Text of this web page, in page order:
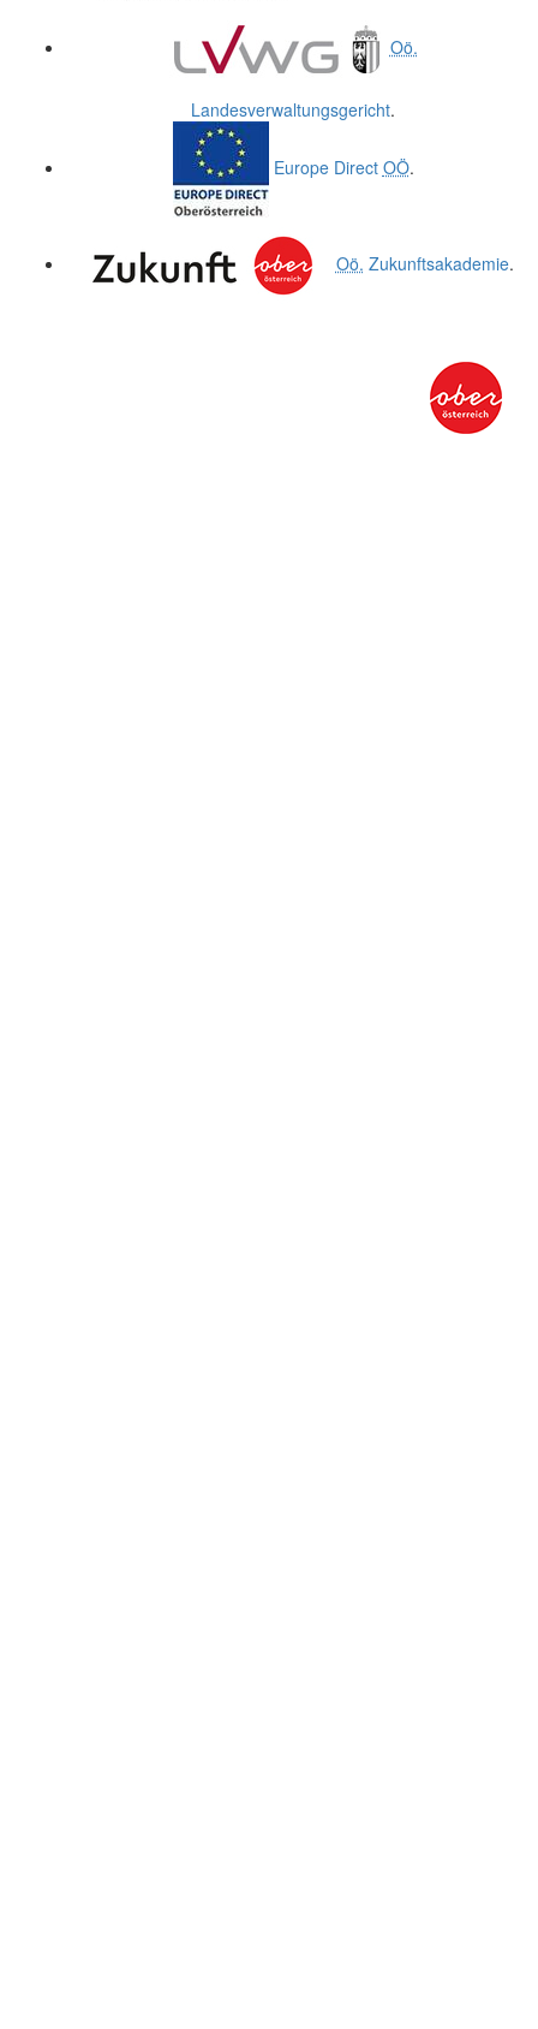
Oö.
Landesverwaltungsgericht.
Europe Direct OÖ.
Oö. Zukunftsakademie.